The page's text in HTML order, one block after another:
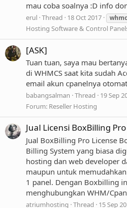
mau coba soalnya :D info
erul Thread 18 Oct 2017
Hosting Software & Control
[ASK]
Tuan tuan, saya mau
di WHMCS saat kita sudah
email akun cpanelnya
babangsalman Thread 19 Sep
Forum: Reseller Hosting
Jual Licensi BoxBilling Pro
Jual BoxBilling Pro License
Billing System yang biasa
hosting dan web developer
maupun untuk
1 panel. Dengan Boxbilling
menghubungkan WHM/
atriumhosting Thread 15 Sep